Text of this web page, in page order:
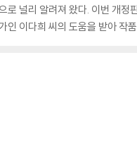
로 널리 알려져 왔다. 이번 개
인 이다희 씨의 도움을 받아 작